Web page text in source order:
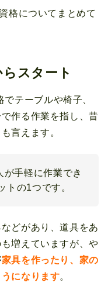
格についてまとめて
スタート
でテーブルや椅子、
作る作業を指し、昔
言えます。
が手軽に作業でき
トの1つです。
どがあり、道具をあ
増えていますが、や
家具を作ったり、家の
になります。